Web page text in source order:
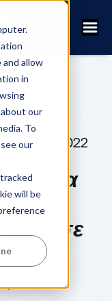
allow
in
our
To
our
will be
2022
τα
σας σε